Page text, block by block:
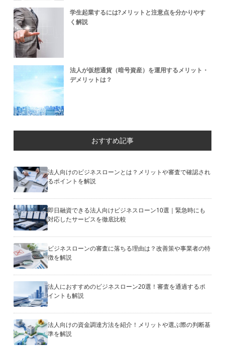
学生起業するには?メリットと注意点を分かりやす
く解説
法人が仮想通貨（暗号資産）を運用するメリット・
デメリットは？
おすすめ記事
法人向けのビジネスローンとは？メリットや審査で確認され
るポイントを解説
即日融資できる法人向けビジネスローン10選｜緊急時にも
対応したサービスを徹底比較
ビジネスローンの審査に落ちる理由は？改善策や事業者の特
徴を解説
法人におすすめのビジネスローン20選！審査を通過するポ
イントも解説
法人向けの資金調達方法を紹介！メリットや選ぶ際の判断基
準を解説